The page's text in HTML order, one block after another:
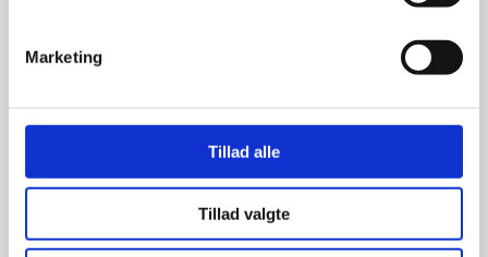
Marketing
Tillad alle
Tillad valgte